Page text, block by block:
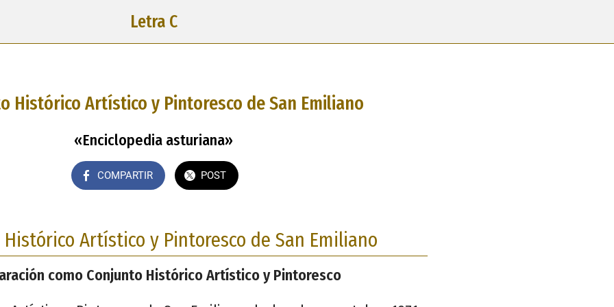
Letra C
Histórico Artístico y Pintoresco de San Emiliano
«Enciclopedia asturiana»
COMPARTIR POST
Artístico y Pintoresco de San Emiliano
como Conjunto Histórico Artístico y Pintoresco